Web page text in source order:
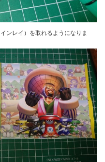
ンレイ）を取れるようになりま